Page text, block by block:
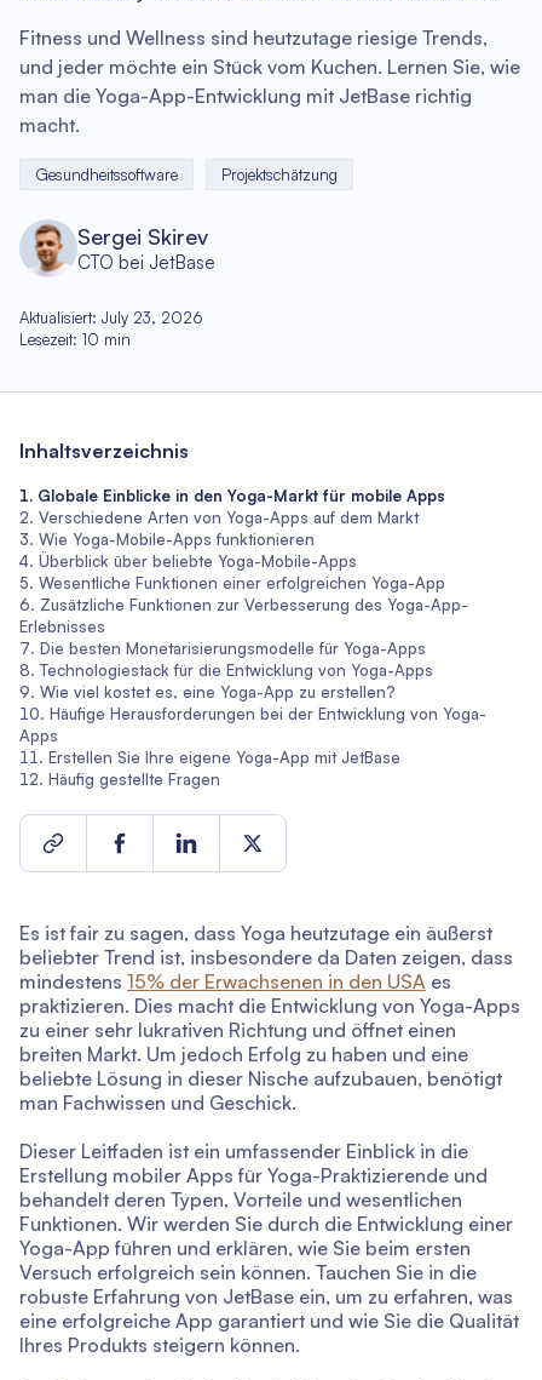
Fitness und Wellness sind heutzutage riesige Trends,
und jeder möchte ein Stück vom Kuchen. Lernen Sie, wie
man die Yoga-App-Entwicklung mit JetBase richtig
macht.
Gesundheitssoftware Projektschätzung
Sergei Skirev
CTO bei JetBase
Aktualisiert: July 23, 2026
Lesezeit: 10 min
Es ist fair zu sagen, dass Yoga heutzutage ein äußerst
beliebter Trend ist, insbesondere da Daten zeigen, dass
mindestens 15% der Erwachsenen in den USA es
praktizieren. Dies macht die Entwicklung von Yoga-Apps
zu einer sehr lukrativen Richtung und öffnet einen
breiten Markt. Um jedoch Erfolg zu haben und eine
beliebte Lösung in dieser Nische aufzubauen, benötigt
man Fachwissen und Geschick.
Dieser Leitfaden ist ein umfassender Einblick in die
Erstellung mobiler Apps für Yoga-Praktizierende und
behandelt deren Typen, Vorteile und wesentlichen
Funktionen. Wir werden Sie durch die Entwicklung einer
Yoga-App führen und erklären, wie Sie beim ersten
Versuch erfolgreich sein können. Tauchen Sie in die
robuste Erfahrung von JetBase ein, um zu erfahren, was
eine erfolgreiche App garantiert und wie Sie die Qualität
Ihres Produkts steigern können.
Inhaltsverzeichnis
Globale Einblicke in den Yoga-Markt für mobile Apps
Verschiedene Arten von Yoga-Apps auf dem Markt
Wie Yoga-Mobile-Apps funktionieren
Überblick über beliebte Yoga-Mobile-Apps
Wesentliche Funktionen einer erfolgreichen Yoga-App
Zusätzliche Funktionen zur Verbesserung des Yoga-App-
Erlebnisses
Die besten Monetarisierungsmodelle für Yoga-Apps
Technologiestack für die Entwicklung von Yoga-Apps
Wie viel kostet es, eine Yoga-App zu erstellen?
Häufige Herausforderungen bei der Entwicklung von Yoga-
Apps
Erstellen Sie Ihre eigene Yoga-App mit JetBase
Häufig gestellte Fragen